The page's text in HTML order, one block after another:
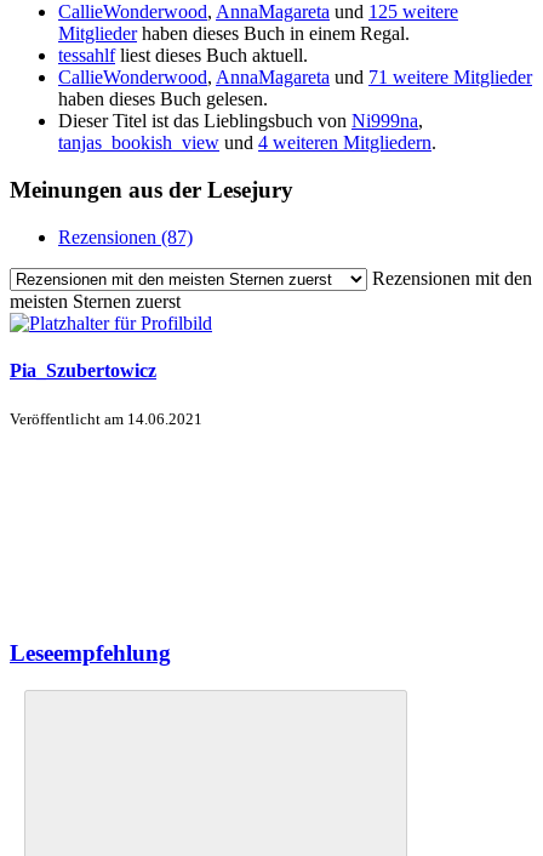
CallieWonderwood, AnnaMagareta und 125 weitere
Mitgliederhaben dieses Buch in einem Regal.
tessahlfliest dieses Buch aktuell.
CallieWonderwood, AnnaMagareta und 71 weitere Mitglieder
haben dieses Buch gelesen.
Dieser Titel ist das Lieblingsbuch von Ni999na,
tanjas_bookish_view und 4 weiteren Mitgliedern.
Meinungen aus der Lesejury
Rezensionen (87)
Rezensionen mit den
meisten Sternen zuerst
Pia_Szubertowicz
Veröffentlicht am 14.06.2021
Leseempfehlung